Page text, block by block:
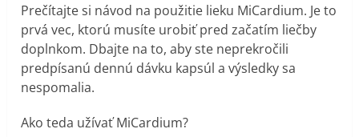
Prečítajte si návod na použitie lieku MiCardium. Je to
prvá vec, ktorú musíte urobiť pred začatím liečby
doplnkom. Dbajte na to, aby ste neprekročili
predpísanú dennú dávku kapsúl a výsledky sa
nespomalia.
Ako teda užívať MiCardium?